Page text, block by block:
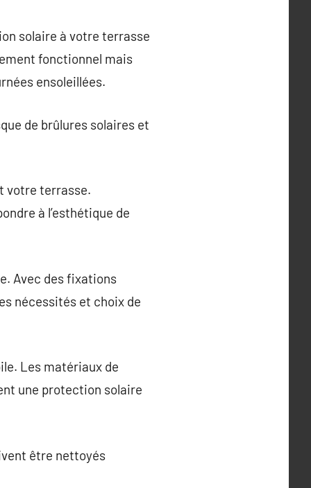
solaire à votre terrasse
fonctionnel mais
ensoleillées.
de brûlures solaires et
votre terrasse.
à l’esthétique de
Avec des fixations
nécessités et choix de
Les matériaux de
une protection solaire
être nettoyés